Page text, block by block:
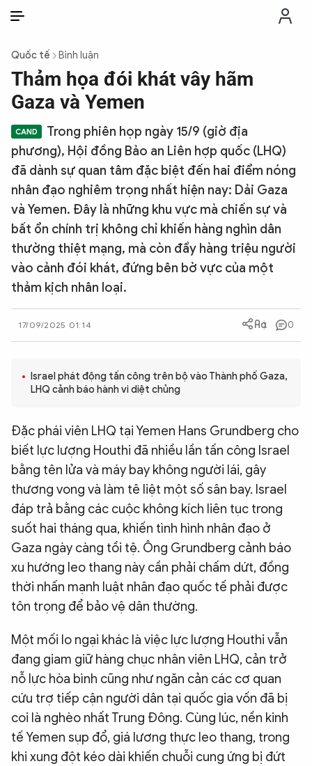
THỜI SỰ
CÔNG AN TRONG LÒNG DÂN
PHÁP LUẬT
CÔNG NGHỆ
QUỐC TẾ
VĂN HÓA - THỂ THAO
ĐA PHƯƠNG TIỆN
eMagazine
Podcast
Video Ảnh
Chuyên trang An ninh thế giới Văn nghệ Công an
Quốc tế Bình luận
Thảm họa đói khát vây hãm
Gaza và Yemen
Trong phiên họp ngày 15/9 (giờ địa
phương), Hội đồng Bảo an Liên hợp quốc (LHQ)
đã dành sự quan tâm đặc biệt đến hai điểm nóng
nhân đạo nghiêm trọng nhất hiện nay: Dải Gaza
và Yemen. Đây là những khu vực mà chiến sự và
bất ổn chính trị không chỉ khiến hàng nghìn dân
thường thiệt mạng, mà còn đẩy hàng triệu người
vào cảnh đói khát, đứng bên bờ vực của một
thảm kịch nhân loại.
17/09/2025 01:14 0
Israel phát động tấn công trên bộ vào Thành phố Gaza,
LHQ cảnh báo hành vi diệt chủng
Đặc phái viên LHQ tại Yemen Hans Grundberg cho
biết lực lượng Houthi đã nhiều lần tấn công Israel
bằng tên lửa và máy bay không người lái, gây
thương vong và làm tê liệt một số sân bay. Israel
đáp trả bằng các cuộc không kích liên tục trong
suốt hai tháng qua, khiến tình hình nhân đạo ở
Gaza ngày càng tồi tệ. Ông Grundberg cảnh báo
xu hướng leo thang này cần phải chấm dứt, đồng
thời nhấn mạnh luật nhân đạo quốc tế phải được
tôn trọng để bảo vệ dân thường.
Một mối lo ngại khác là việc lực lượng Houthi vẫn
đang giam giữ hàng chục nhân viên LHQ, cản trở
nỗ lực hòa bình cũng như ngăn cản các cơ quan
cứu trợ tiếp cận người dân tại quốc gia vốn đã bị
coi là nghèo nhất Trung Đông. Cùng lúc, nền kinh
tế Yemen sụp đổ, giá lương thực leo thang, trong
khi xung đột kéo dài khiến chuỗi cung ứng bị đứt